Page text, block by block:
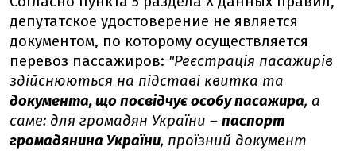
депутатское удостоверение не является
документом, по которому осуществляется
перевоз пассажиров: "Реєстрація пасажирів
здійснюються на підставі квитка та
документа, що посвідчує особу пасажира, а
саме: для громадян України – паспорт
громадянина України, проїзний документ